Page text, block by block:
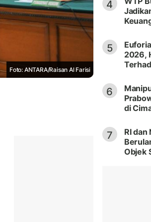
Foto: ANTARA/Raisan Al Farisi
4
5
2026,
6
di
7
RI dan
Objek